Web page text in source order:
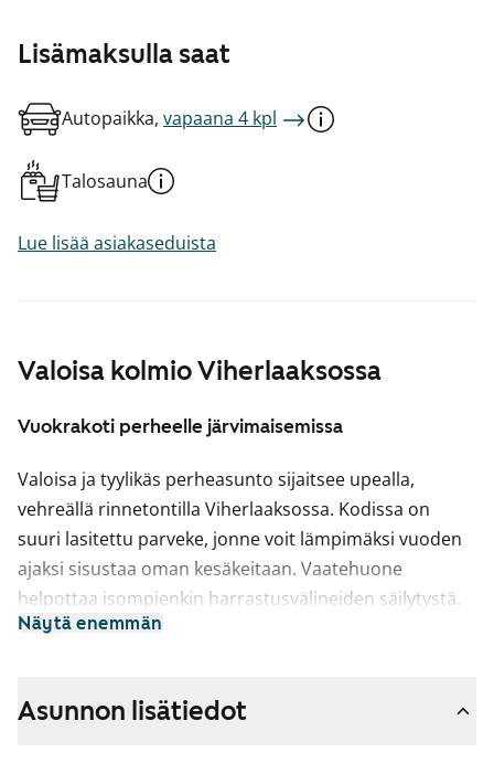
Valoisa kolmio Viherlaaksossa
Vuokrakoti perheelle järvimaisemissa
Valoisa ja tyylikäs perheasunto sijaitsee upealla,
vehreällä rinnetontilla Viherlaaksossa. Kodissa on
suuri lasitettu parveke, jonne voit lämpimäksi vuoden
ajaksi sisustaa oman kesäkeitaan. Vaatehuone
helpottaa isompienkin harrastusvälineiden säilytystä.
kotoisasti ikkunan ääreen. Kylpyhuoneessa on
Näytä enemmän
Lisämaksulla saat
Autopaikka, vapaana 4 kpl
Talosauna
Lue lisää asiakaseduista
Asunnon lisätiedot